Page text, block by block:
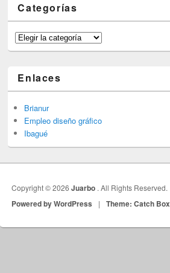
Categorías
Categorías
Enlaces
Brianur
Empleo diseño gráfico
Ibagué
Copyright © 2026Juarbo . All Rights Reserved.
Powered by WordPress | Theme: Catch Box